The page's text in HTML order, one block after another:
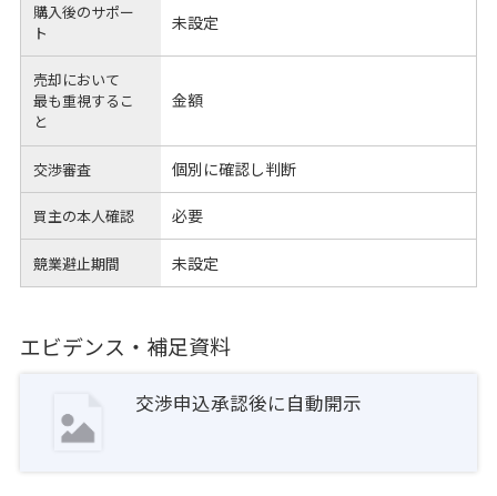
購入後のサポー
ト
未設定
売却において
最も重視するこ
と
金額
交渉審査 個別に確認し判断
買主の本人確認 必要
競業避止期間 未設定
エビデンス・補足資料
交渉申込承認後に自動開示